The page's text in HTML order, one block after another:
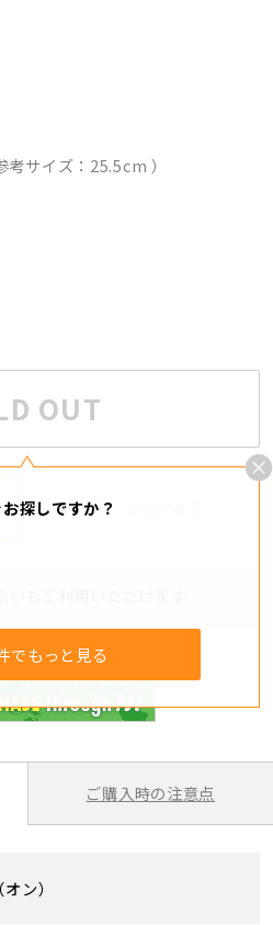
サイズ：25.5cm ）
OUT
探しですか？
でもっと見る
もご利用いただけます
ご購入時の注意点
オン）